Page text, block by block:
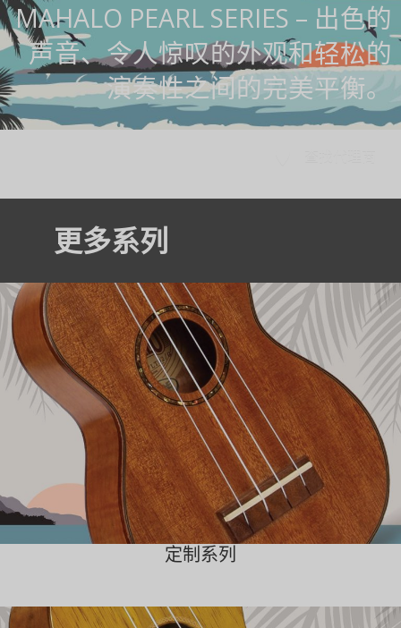
MAHALO PEARL SERIES – 出色的
声音、令人惊叹的外观和轻松的
演奏性之间的完美平衡。
更多系列
定制系列